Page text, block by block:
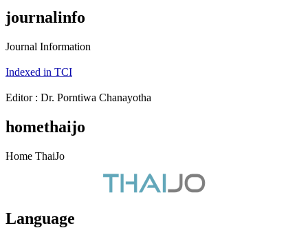
journalinfo
Journal Information
Indexed in TCI
Editor : Dr. Porntiwa Chanayotha
homethaijo
Home ThaiJo
Language